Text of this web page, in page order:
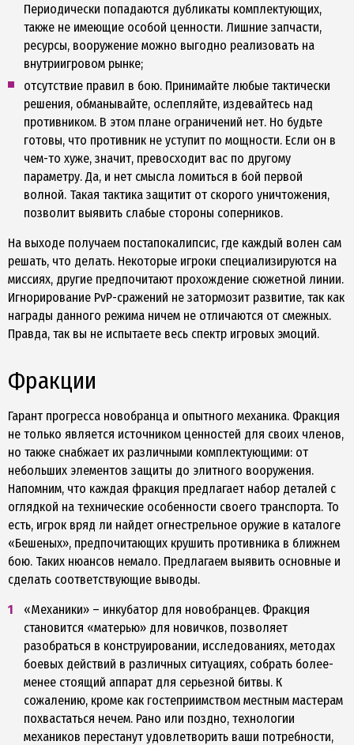
Периодически попадаются дубликаты комплектующих,
также не имеющие особой ценности. Лишние запчасти,
ресурсы, вооружение можно выгодно реализовать на
внутриигровом рынке;
отсутствие правил в бою. Принимайте любые тактически
решения, обманывайте, ослепляйте, издевайтесь над
противником. В этом плане ограничений нет. Но будьте
готовы, что противник не уступит по мощности. Если он в
чем-то хуже, значит, превосходит вас по другому
параметру. Да, и нет смысла ломиться в бой первой
волной. Такая тактика защитит от скорого уничтожения,
позволит выявить слабые стороны соперников.
На выходе получаем постапокалипсис, где каждый волен сам
решать, что делать. Некоторые игроки специализируются на
миссиях, другие предпочитают прохождение сюжетной линии.
Игнорирование PvP-сражений не затормозит развитие, так как
награды данного режима ничем не отличаются от смежных.
Правда, так вы не испытаете весь спектр игровых эмоций.
Фракции
Гарант прогресса новобранца и опытного механика. Фракция
не только является источником ценностей для своих членов,
но также снабжает их различными комплектующими: от
небольших элементов защиты до элитного вооружения.
Напомним, что каждая фракция предлагает набор деталей с
оглядкой на технические особенности своего транспорта. То
есть, игрок вряд ли найдет огнестрельное оружие в каталоге
«Бешеных», предпочитающих крушить противника в ближнем
бою. Таких нюансов немало. Предлагаем выявить основные и
сделать соответствующие выводы.
«Механики» – инкубатор для новобранцев. Фракция
становится «матерью» для новичков, позволяет
разобраться в конструировании, исследованиях, методах
боевых действий в различных ситуациях, собрать более-
менее стоящий аппарат для серьезной битвы. К
сожалению, кроме как гостеприимством местным мастерам
похвастаться нечем. Рано или поздно, технологии
механиков перестанут удовлетворить ваши потребности,